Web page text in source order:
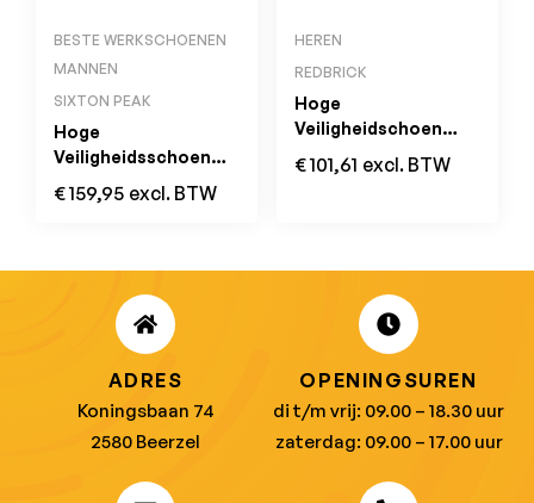
BESTE WERKSCHOENEN
MANNEN
SIXTON PEAK
Hoge
Veiligheidsschoen
FORZA Zwart/Grijs
S3 SRC ESD Green
€159,95 excl. BTW
HEREN
REDBRICK
Hoge
Veiligheidschoen
SUNSTONE S3 SRC
Zwart
€101,61 excl. BTW
ADRES
Koningsbaan 74
2580 Beerzel
OPENINGSUREN
di t/m vrij: 09.00 – 18.30 uur
zaterdag: 09.00 – 17.00 uur